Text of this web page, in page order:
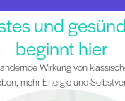
und
beginnt hier
Wirkung von
mehr Energie und